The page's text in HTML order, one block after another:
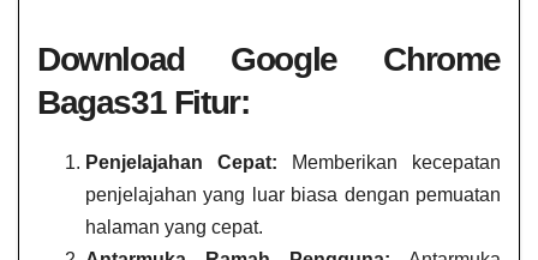
Download Google Chrome
Bagas31 Fitur:
Penjelajahan Cepat: Memberikan kecepatan
penjelajahan yang luar biasa dengan pemuatan
halaman yang cepat.